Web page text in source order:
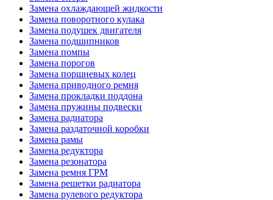
Замена охлаждающей жидкости
Замена поворотного кулака
Замена подушек двигателя
Замена подшипников
Замена помпы
Замена порогов
Замена поршневых колец
Замена приводного ремня
Замена прокладки поддона
Замена пружины подвески
Замена радиатора
Замена раздаточной коробки
Замена рамы
Замена редуктора
Замена резонатора
Замена ремня ГРМ
Замена решетки радиатора
Замена рулевого редуктора